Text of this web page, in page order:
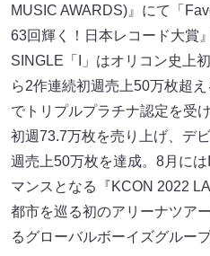
MUSIC AWARDS)』にて「
63回輝く！日本レコード大賞
SINGLE「I」はオリコン史上
ら2作連続初週売上50万枚超
でトリプルプラチナ認定を受
初週73.7万枚を売り上げ、デ
週売上50万枚を達成。8月に
マンスとなる『KCON 2022
都市を巡る初のアリーナツア
るグローバルボーイズグループ